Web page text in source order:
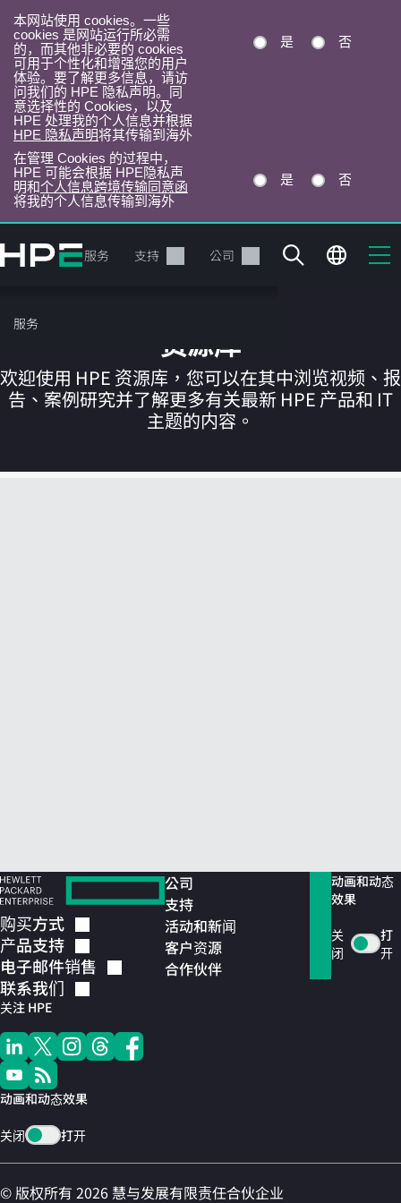
本网站使用 cookies。一些
cookies 是网站运行所必需
的，而其他非必要的 cookies
可用于个性化和增强您的用户
体验。要了解更多信息，请访
问我们的 HPE 隐私声明。同
意选择性的 Cookies，以及
HPE 处理我的个人信息并根据
HPE 隐私声明将其传输到海外
是 否
在管理 Cookies 的过程中，
HPE 可能会根据 HPE隐私声
明和个人信息跨境传输同意函
将我的个人信息传输到海外
是 否
转
到
目
录
产品 服务 支持 公司
服务
您的购物车目前是空的
资源库
欢迎使用 HPE 资源库，您可以在其中浏览视频、报
告、案例研究并了解更多有关最新 HPE 产品和 IT
主题的内容。
购买方式
产品支持
电子邮件销售
联系我们
关注 HPE
动画和动态效果
关闭 打开
公司
支持
活动和新闻
客户资源
合作伙伴
动画和动态
效果
关
闭
打
开
© 版权所有 2026 慧与发展有限责任合伙企业